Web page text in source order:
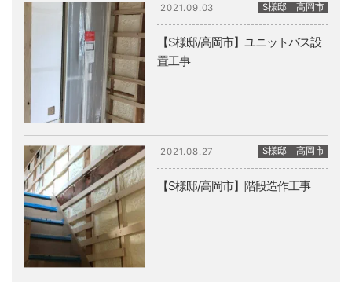
2021.09.03
【S様邸/高岡市】ユニットバス設
置工事
S様邸 高岡市
2021.08.27
【S様邸/高岡市】階段造作工事
S様邸 高岡市